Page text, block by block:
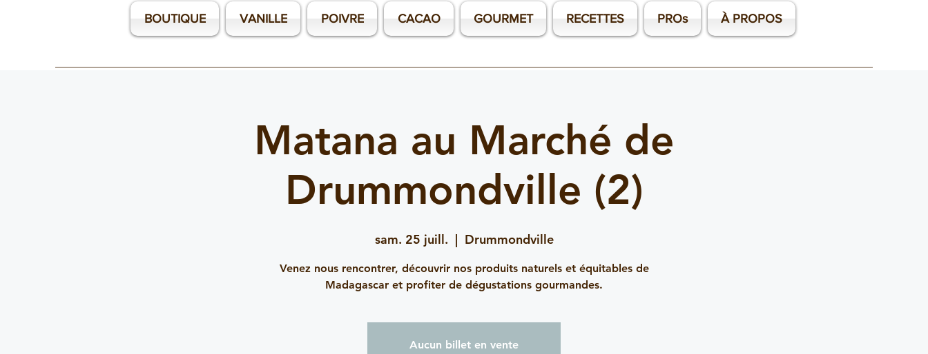
BOUTIQUE VANILLE POIVRE CACAO GOURMET RECETTES PROs À PROPOS
Matana au Marché de
Drummondville (2)
sam. 25 juill.
  |
Drummondville
Venez nous rencontrer, découvrir nos produits naturels et équitables de
Madagascar et profiter de dégustations gourmandes.
Aucun billet en vente